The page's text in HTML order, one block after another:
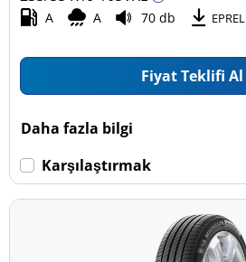
A A 70 db EPREL
Fiyat Teklifi Al
Daha fazla bilgi
Karşılaştırmak